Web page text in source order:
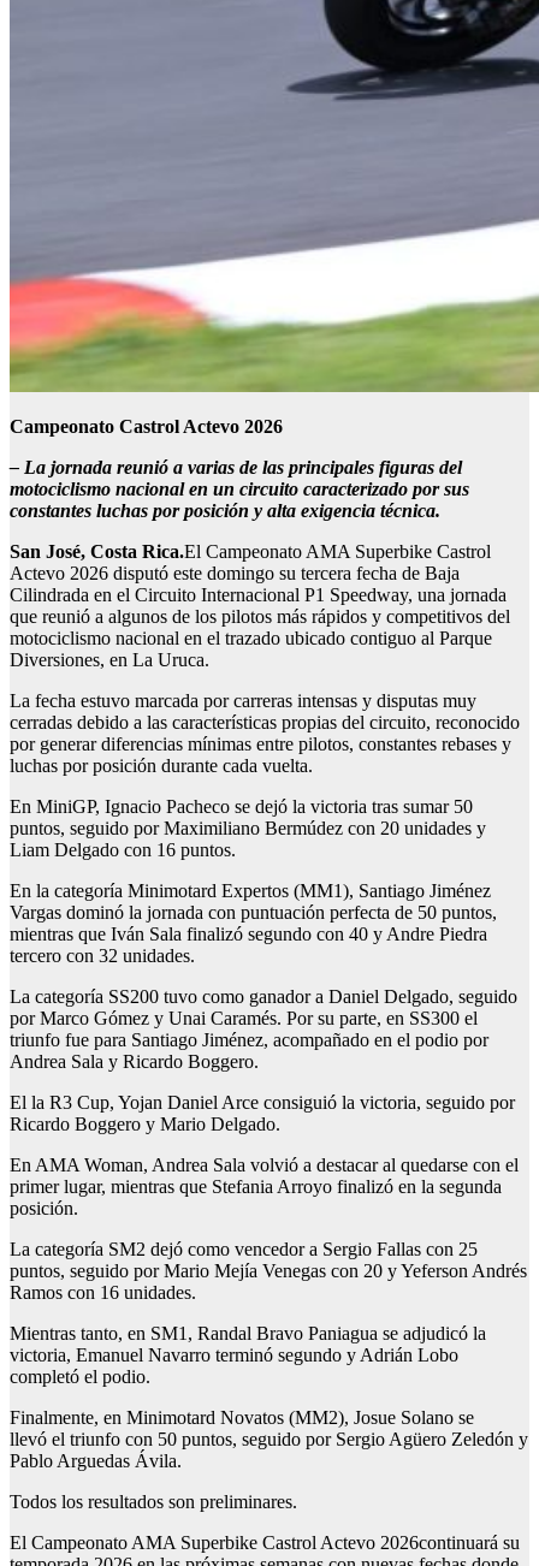
Campeonato Castrol Actevo 2026
– La jornada reunió a varias de las principales figuras del
motociclismo nacional en un circuito caracterizado por sus
constantes luchas por posición y alta exigencia técnica.
San José, Costa Rica.El Campeonato AMA Superbike Castrol
Actevo 2026 disputó este domingo su tercera fecha de Baja
Cilindrada en el Circuito Internacional P1 Speedway, una jornada
que reunió a algunos de los pilotos más rápidos y competitivos del
motociclismo nacional en el trazado ubicado contiguo al Parque
Diversiones, en La Uruca.
La fecha estuvo marcada por carreras intensas y disputas muy
cerradas debido a las características propias del circuito, reconocido
por generar diferencias mínimas entre pilotos, constantes rebases y
luchas por posición durante cada vuelta.
En MiniGP, Ignacio Pacheco se dejó la victoria tras sumar 50
puntos, seguido por Maximiliano Bermúdez con 20 unidades y
Liam Delgado con 16 puntos.
En la categoría Minimotard Expertos (MM1), Santiago Jiménez
Vargas dominó la jornada con puntuación perfecta de 50 puntos,
mientras que Iván Sala finalizó segundo con 40 y Andre Piedra
tercero con 32 unidades.
La categoría SS200 tuvo como ganador a Daniel Delgado, seguido
por Marco Gómez y Unai Caramés. Por su parte, en SS300 el
triunfo fue para Santiago Jiménez, acompañado en el podio por
Andrea Sala y Ricardo Boggero.
El la R3 Cup, Yojan Daniel Arce consiguió la victoria, seguido por
Ricardo Boggero y Mario Delgado.
En AMA Woman, Andrea Sala volvió a destacar al quedarse con el
primer lugar, mientras que Stefania Arroyo finalizó en la segunda
posición.
La categoría SM2 dejó como vencedor a Sergio Fallas con 25
puntos, seguido por Mario Mejía Venegas con 20 y Yeferson Andrés
Ramos con 16 unidades.
Mientras tanto, en SM1, Randal Bravo Paniagua se adjudicó la
victoria, Emanuel Navarro terminó segundo y Adrián Lobo
completó el podio.
Finalmente, en Minimotard Novatos (MM2), Josue Solano se
llevó el triunfo con 50 puntos, seguido por Sergio Agüero Zeledón y
Pablo Arguedas Ávila.
Todos los resultados son preliminares.
El Campeonato AMA Superbike Castrol Actevo 2026continuará su